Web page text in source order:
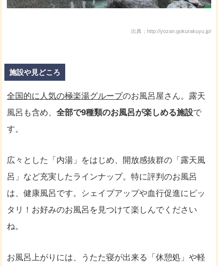
出典：http://yozan.gokurakuyu.jp/
施設や見どころ
全国的に人気の極楽湯グループのお風呂屋さん。露天
風呂も含め、全部で9種類のお風呂が楽しめる施設で
す。
広々とした「内湯」をはじめ、開放感抜群の「露天風
呂」など充実したラインナップ。特に評判のお風呂
は、健康風呂です。シェイプアップや血行促進にピッ
タリ！お好みのお風呂を見つけて楽しんでください
ね。
お風呂上がりには、うたた寝が出来る「休憩処」や軽